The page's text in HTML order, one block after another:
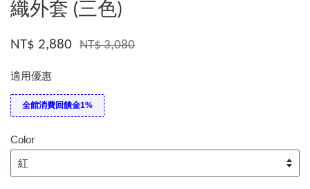
織外套 (三色)
NT$ 2,880 NT$ 3,080
適用優惠
全館消費回饋金1%
Color